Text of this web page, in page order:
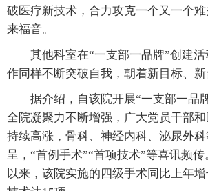
破医疗新技术，合力攻克一个又一个
来福音。
其他科室在“一支部一品牌”创建活
作同样不断突破自我，朝着新目标、新
据介绍，自该院开展“一支部一品牌
全院凝聚力不断增强，广大党员干部
持续高涨，骨科、神经内科、泌尿外
呈，“首例手术”“首项技术”等喜讯频
以来，该院实施的四级手术同比上年